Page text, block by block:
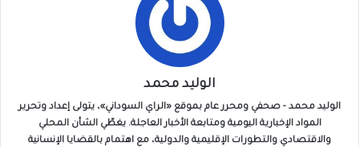
الوليد محمد
الوليد محمد - صحفي ومحرر عام بموقع «الراي السوداني»، يتولى إعداد وتحرير
المواد الإخبارية اليومية ومتابعة الأخبار العاجلة. يغطّي الشأن المحلي
والاقتصادي والتطورات الإقليمية والدولية، مع اهتمام بالقضايا الإنسانية